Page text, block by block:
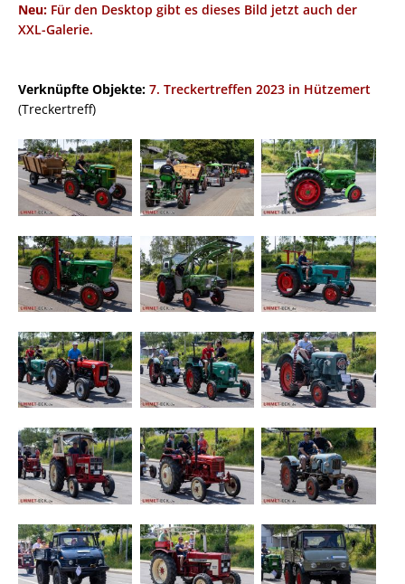
Neu: Für den Desktop gibt es dieses Bild jetzt auch der
XXL-Galerie.
Verknüpfte Objekte: 7. Treckertreffen 2023 in Hützemert
(Treckertreff)